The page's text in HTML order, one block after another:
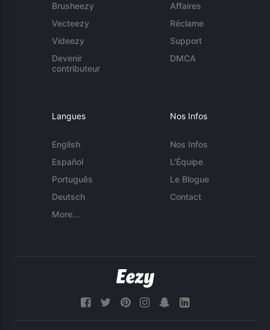
Brusheezy
Vecteezy
Videezy
Devenir
contributeur
Affaires
Réclame
Support
DMCA
Langues
English
Español
Português
Deutsch
More...
Nos Infos
Nos Infos
L'Équipe
Le Blogue
Contact